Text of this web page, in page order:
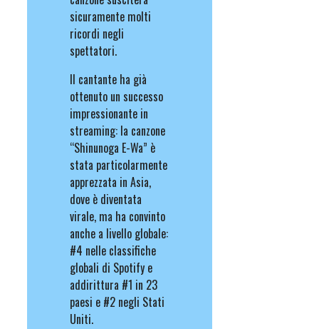
sicuramente molti
ricordi negli
spettatori.
Il cantante ha già
ottenuto un successo
impressionante in
streaming: la canzone
“Shinunoga E-Wa” è
stata particolarmente
apprezzata in Asia,
dove è diventata
virale, ma ha convinto
anche a livello globale:
#4 nelle classifiche
globali di Spotify e
addirittura #1 in 23
paesi e #2 negli Stati
Uniti.